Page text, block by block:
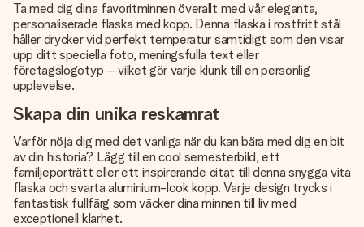
Ta med dig dina favoritminnen överallt med vår eleganta,
personaliserade flaska med kopp. Denna flaska i rostfritt stål
håller drycker vid perfekt temperatur samtidigt som den visar
upp ditt speciella foto, meningsfulla text eller
företagslogotyp – vilket gör varje klunk till en personlig
upplevelse.
Skapa din unika reskamrat
Varför nöja dig med det vanliga när du kan bära med dig en bit
av din historia? Lägg till en cool semesterbild, ett
familjeporträtt eller ett inspirerande citat till denna snygga vita
flaska och svarta aluminium-look kopp. Varje design trycks i
fantastisk fullfärg som väcker dina minnen till liv med
exceptionell klarhet.